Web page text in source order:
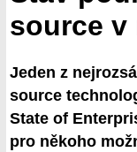
source v
Jeden z
source
State of
pro někoho